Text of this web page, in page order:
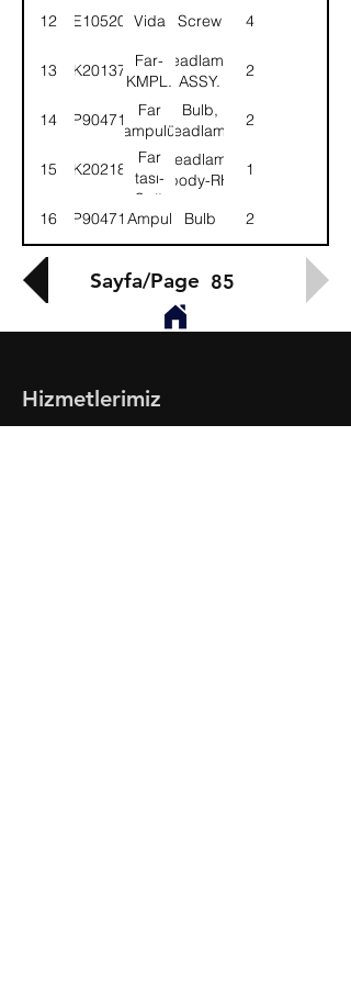
Sağ
12 SE105204Vida Screw 4
13 3K201373
Far-
KMPL.
Headlamp-
ASSY.
2
14 9P904711
Far
ampulü
Bulb,
headlamp
2
15 3K202184
Far
tası-
Sağ
Headlamp
body-RH
1
16 9P904712Ampul Bulb 2
Sayfa/Page 85
Hizmetlerimiz